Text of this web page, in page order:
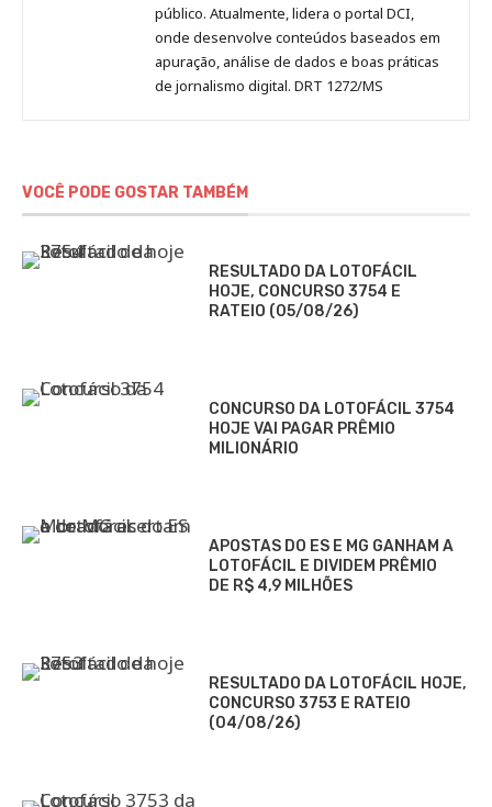
público. Atualmente, lidera o portal DCI,
onde desenvolve conteúdos baseados em
apuração, análise de dados e boas práticas
de jornalismo digital. DRT 1272/MS
VOCÊ PODE GOSTAR TAMBÉM
RESULTADO DA LOTOFÁCIL
HOJE, CONCURSO 3754 E
RATEIO (05/08/26)
CONCURSO DA LOTOFÁCIL 3754
HOJE VAI PAGAR PRÊMIO
MILIONÁRIO
APOSTAS DO ES E MG GANHAM A
LOTOFÁCIL E DIVIDEM PRÊMIO
DE R$ 4,9 MILHÕES
RESULTADO DA LOTOFÁCIL HOJE,
CONCURSO 3753 E RATEIO
(04/08/26)